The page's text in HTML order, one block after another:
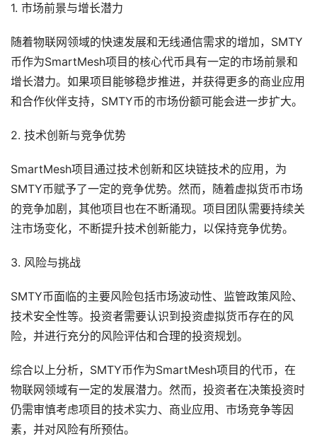
1. 市场前景与增长潜力
随着物联网领域的快速发展和无线通信需求的增加，SMTY
币作为SmartMesh项目的核心代币具有一定的市场前景和
增长潜力。如果项目能够稳步推进，并获得更多的商业应用
和合作伙伴支持，SMTY币的市场份额可能会进一步扩大。
2. 技术创新与竞争优势
SmartMesh项目通过技术创新和区块链技术的应用，为
SMTY币赋予了一定的竞争优势。然而，随着虚拟货币市场
的竞争加剧，其他项目也在不断涌现。项目团队需要持续关
注市场变化，不断提升技术创新能力，以保持竞争优势。
3. 风险与挑战
SMTY币面临的主要风险包括市场波动性、监管政策风险、
技术安全性等。投资者需要认识到投资虚拟货币存在的风
险，并进行充分的风险评估和合理的投资规划。
综合以上分析，SMTY币作为SmartMesh项目的代币，在
物联网领域有一定的发展潜力。然而，投资者在决策投资时
仍需审慎考虑项目的技术实力、商业应用、市场竞争等因
素，并对风险有所预估。